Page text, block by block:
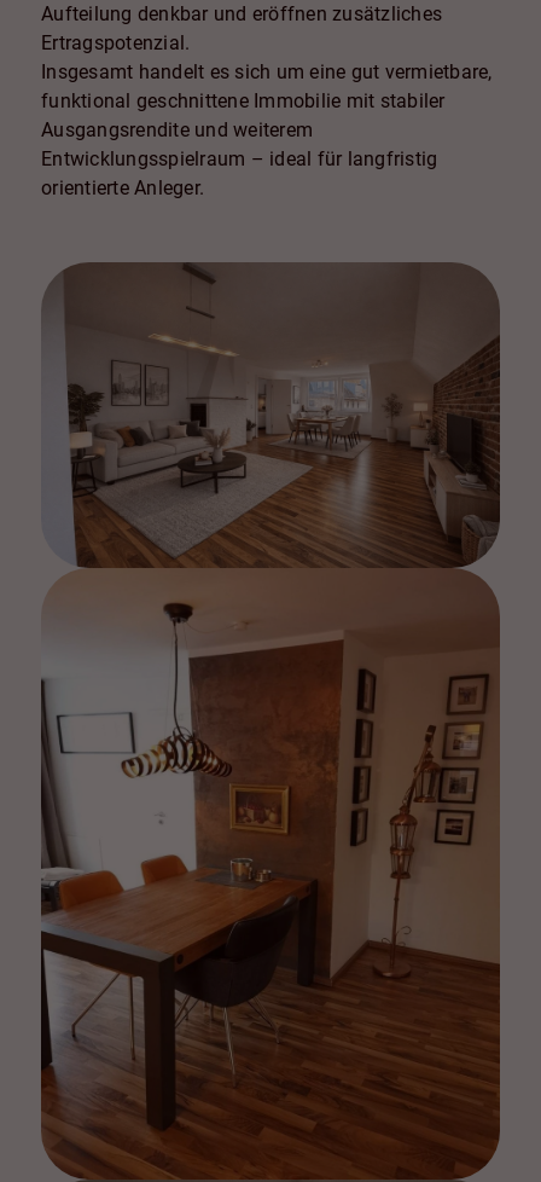
Aufteilung denkbar und eröffnen zusätzliches
Ertragspotenzial.
Insgesamt handelt es sich um eine gut vermietbare,
funktional geschnittene Immobilie mit stabiler
Ausgangsrendite und weiterem
Entwicklungsspielraum – ideal für langfristig
orientierte Anleger.